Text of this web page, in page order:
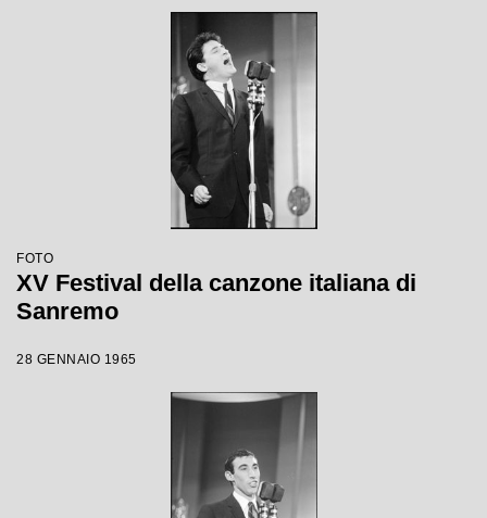
FOTO
XV Festival della canzone italiana di
Sanremo
28 GENNAIO 1965